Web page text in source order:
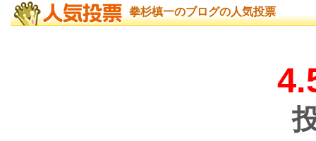
拳杉槙一のブログの人気投票